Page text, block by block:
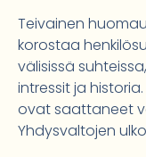
Teivainen
korostaa
välisissä
intressit ja
ovat saattaneet
Yhdysvaltojen